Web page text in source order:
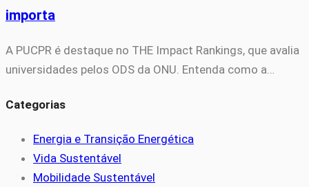
importa
A PUCPR é destaque no THE Impact Rankings, que avalia
universidades pelos ODS da ONU. Entenda como a…
Categorias
Energia e Transição Energética
Vida Sustentável
Mobilidade Sustentável